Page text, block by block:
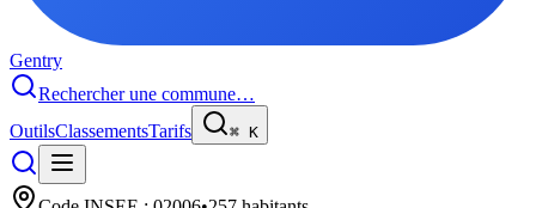
Gentry
Rechercher une commune…
OutilsClassementsTarifs ⌘ K